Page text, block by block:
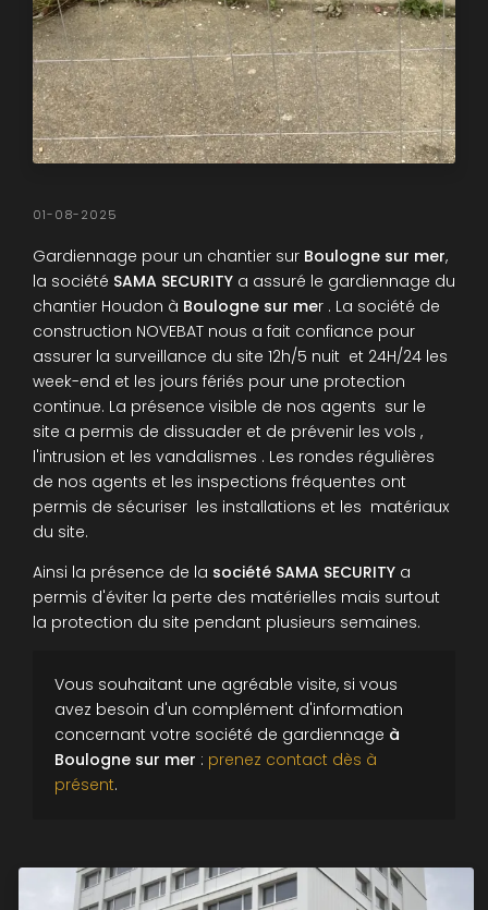
01-08-2025
Gardiennage pour un chantier sur Boulogne sur mer,
la société SAMA SECURITY a assuré le gardiennage du
chantier Houdon à Boulogne sur mer . La société de
construction NOVEBAT nous a fait confiance pour
assurer la surveillance du site 12h/5 nuit et 24H/24 les
week-end et les jours fériés pour une protection
continue. La présence visible de nos agents sur le
site a permis de dissuader et de prévenir les vols ,
l'intrusion et les vandalismes . Les rondes régulières
de nos agents et les inspections fréquentes ont
permis de sécuriser les installations et les matériaux
du site.
Ainsi la présence de la société SAMA SECURITY a
permis d'éviter la perte des matérielles mais surtout
la protection du site pendant plusieurs semaines.
Vous souhaitant une agréable visite, si vous
avez besoin d'un complément d'information
concernant votre société de gardiennage à
Boulogne sur mer : prenez contact dès à
présent.